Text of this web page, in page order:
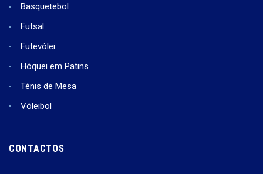
Basquetebol
Futsal
Futevólei
Hóquei em Patins
Ténis de Mesa
Vóleibol
CONTACTOS